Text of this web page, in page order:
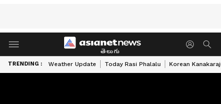
తెలుగు
TRENDING : Weather Update Today Rasi Phalalu Korean